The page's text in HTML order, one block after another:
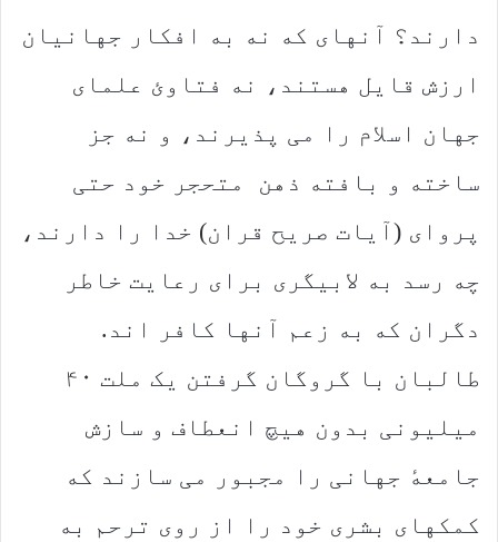
دارند؟ آنهای که نه به افکار جهانیان
ارزش قایل هستند، نه فتاوئ علمای
جهان اسلام را می پذیرند، و نه جز
ساخته و بافته ذهن متحجر خود حتی
پروای (آیات صریح قران) خدا را دارند،
چه رسد به لابیگری برای رعایت خاطر
دگران که به زعم آنها کافر اند.
طالبان با گروگان گرفتن یک ملت ۴۰
میلیونی بدون هیچ انعطاف و سازش
جامعهٔ جهانی را مجبور می سازند که
کمکهای بشری خود را از روی ترحم به